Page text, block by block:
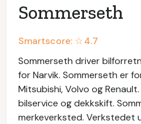
Sommerseth
Smartscore: ☆4.7
Sommerseth driver
for Narvik. Sommerseth er
Mitsubishi, Volvo og
bilservice og dekkskift.
merkeverksted. Verkstedet